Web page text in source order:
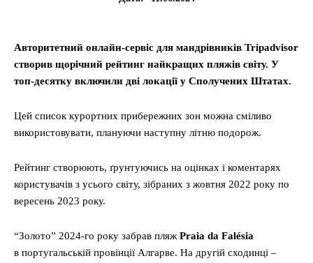
Авторитетний онлайн-сервіс для мандрівників Tripadvisor
створив щорічний рейтинг найкращих пляжів світу. У
топ-десятку включили дві локації у Сполучених Штатах.
Цей список курортних прибережних зон можна сміливо
використовувати, плануючи наступну літню подорож.
Рейтинг створюють, ґрунтуючись на оцінках і коментарях
користувачів з усього світу, зібраних з жовтня 2022 року по
вересень 2023 року.
“Золото” 2024-го року забрав пляжPraia da Falésia
в португальській провінції Алгарве. На другій сходинці –